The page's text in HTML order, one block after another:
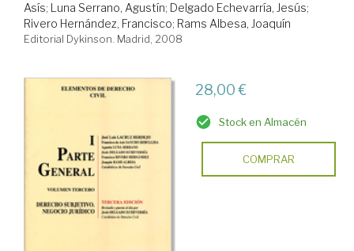
Asís; Luna Serrano, Agustín; Delgado Echevarría, Jesús;
Rivero Hernández, Francisco; Rams Albesa, Joaquín
Editorial Dykinson. Madrid, 2008
28,00 €
Stock en Almacén
COMPRAR